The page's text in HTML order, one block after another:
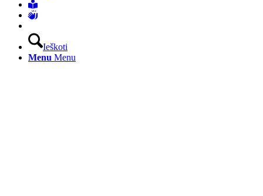
Ieškoti
Menu Menu